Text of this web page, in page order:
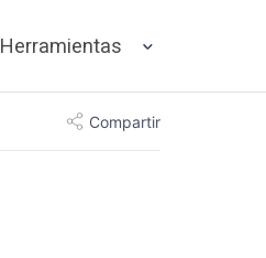
Herramientas
Compartir